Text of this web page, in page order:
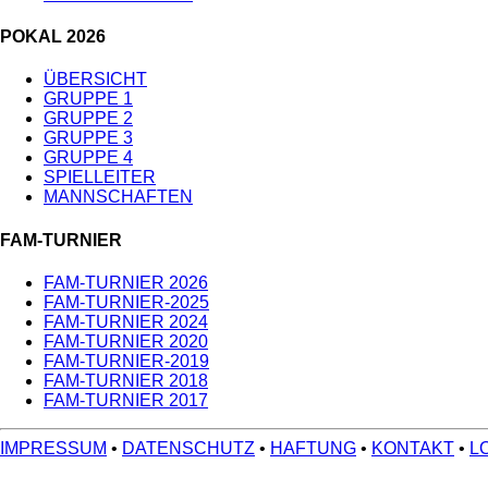
POKAL 2026
ÜBERSICHT
GRUPPE 1
GRUPPE 2
GRUPPE 3
GRUPPE 4
SPIELLEITER
MANNSCHAFTEN
FAM-TURNIER
FAM-TURNIER 2026
FAM-TURNIER-2025
FAM-TURNIER 2024
FAM-TURNIER 2020
FAM-TURNIER-2019
FAM-TURNIER 2018
FAM-TURNIER 2017
IMPRESSUM • DATENSCHUTZ • HAFTUNG • KONTAKT •